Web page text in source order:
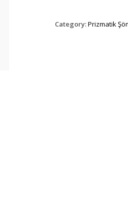
Category:Prizmatik